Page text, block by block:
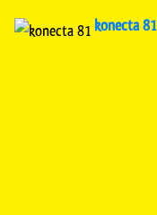
konecta 81